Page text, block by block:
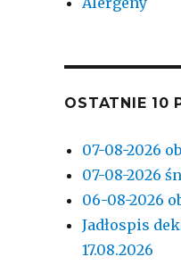
OSTATNIE 10
07-08-2026
07-08-2026
06-08-2026
Jadłospis
17.08.2026